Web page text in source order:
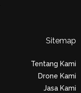
Sitemap
Tentang Kami
Drone Kami
Jasa Kami